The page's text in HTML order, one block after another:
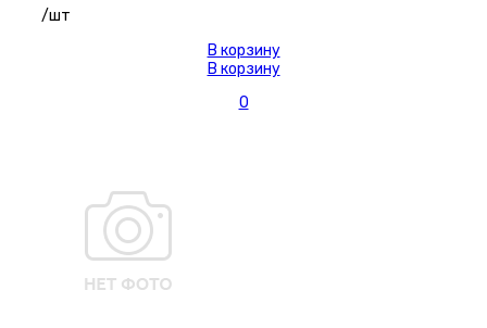
/шт
В корзину
В корзину
0